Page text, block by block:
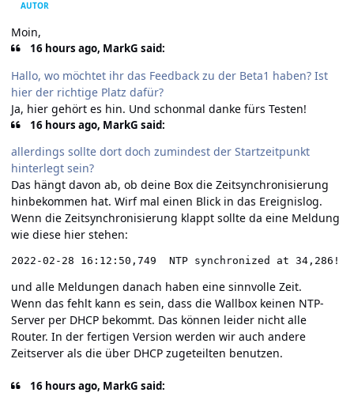
AUTOR
Moin,
16 hours ago, MarkG said:
Hallo, wo möchtet ihr das Feedback zu der Beta1 haben? Ist
hier der richtige Platz dafür?
Ja, hier gehört es hin. Und schonmal danke fürs Testen!
16 hours ago, MarkG said:
allerdings sollte dort doch zumindest der Startzeitpunkt
hinterlegt sein?
Das hängt davon ab, ob deine Box die Zeitsynchronisierung
hinbekommen hat. Wirf mal einen Blick in das Ereignislog.
Wenn die Zeitsynchronisierung klappt sollte da eine Meldung
wie diese hier stehen:
2022-02-28 16:12:50,749  NTP synchronized at 34,286!
und alle Meldungen danach haben eine sinnvolle Zeit.
Wenn das fehlt kann es sein, dass die Wallbox keinen NTP-
Server per DHCP bekommt. Das können leider nicht alle
Router. In der fertigen Version werden wir auch andere
Zeitserver als die über DHCP zugeteilten benutzen.
16 hours ago, MarkG said: